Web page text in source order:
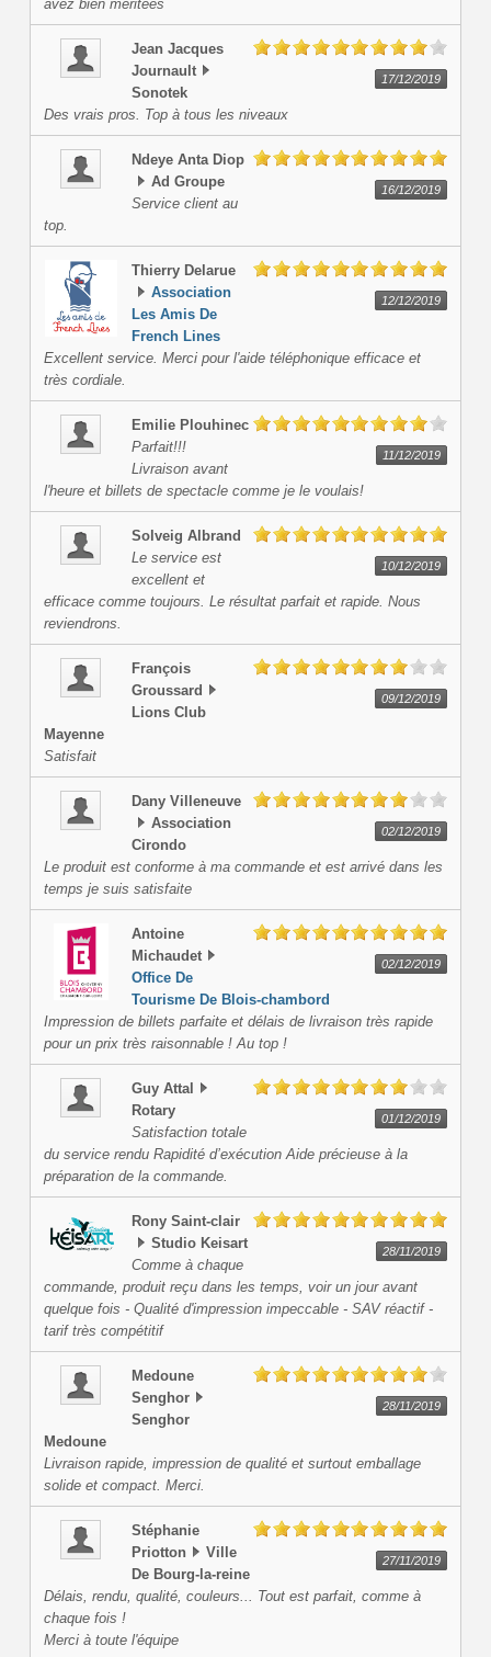
avez bien méritées
17/12/2019
Jean Jacques
Journault
Sonotek
Des vrais pros. Top à tous les niveaux
16/12/2019
Ndeye Anta Diop
Ad Groupe
Service client au
top.
12/12/2019
Thierry Delarue
Association
Les Amis De
French Lines
Excellent service. Merci pour l'aide téléphonique efficace et
très cordiale.
11/12/2019
Emilie Plouhinec
Parfait!!!
Livraison avant
l'heure et billets de spectacle comme je le voulais!
10/12/2019
Solveig Albrand
Le service est
excellent et
efficace comme toujours. Le résultat parfait et rapide. Nous
reviendrons.
09/12/2019
François
Groussard
Lions Club
Mayenne
Satisfait
02/12/2019
Dany Villeneuve
Association
Cirondo
Le produit est conforme à ma commande et est arrivé dans les
temps je suis satisfaite
02/12/2019
Antoine
Michaudet
Office De
Tourisme De Blois-chambord
Impression de billets parfaite et délais de livraison très rapide
pour un prix très raisonnable ! Au top !
01/12/2019
Guy Attal
Rotary
Satisfaction totale
du service rendu Rapidité d’exécution Aide précieuse à la
préparation de la commande.
28/11/2019
Rony Saint-clair
Studio Keisart
Comme à chaque
commande, produit reçu dans les temps, voir un jour avant
quelque fois - Qualité d'impression impeccable - SAV réactif -
tarif très compétitif
28/11/2019
Medoune
Senghor
Senghor
Medoune
Livraison rapide, impression de qualité et surtout emballage
solide et compact. Merci.
27/11/2019
Stéphanie
Priotton
Ville
De Bourg-la-reine
Délais, rendu, qualité, couleurs... Tout est parfait, comme à
chaque fois !
Merci à toute l'équipe